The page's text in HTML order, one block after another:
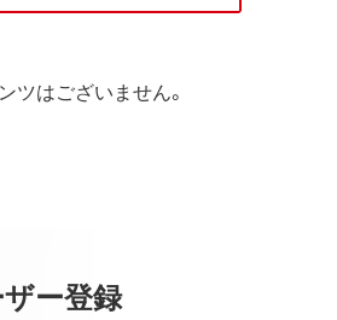
ツはございません。
ー登録